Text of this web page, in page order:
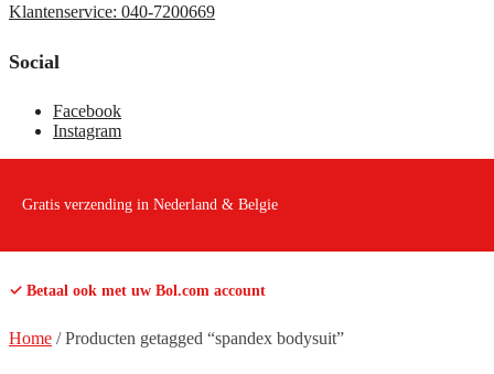
Klantenservice: 040-7200669
Social
Facebook
Instagram
Gratis verzending in Nederland & Belgie
✓ Betaal ook met uw Bol.com account
Home /Producten getagged “spandex bodysuit”